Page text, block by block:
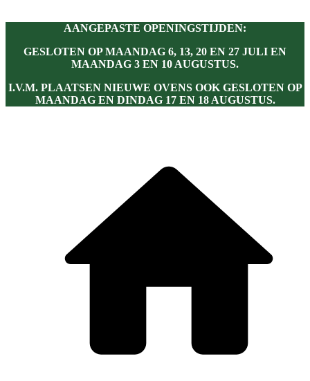
AANGEPASTE OPENINGSTIJDEN:
GESLOTEN OP MAANDAG 6, 13, 20 EN 27 JULI EN
MAANDAG 3 EN 10 AUGUSTUS.
I.V.M. PLAATSEN NIEUWE OVENS OOK GESLOTEN OP
MAANDAG EN DINDAG 17 EN 18 AUGUSTUS.